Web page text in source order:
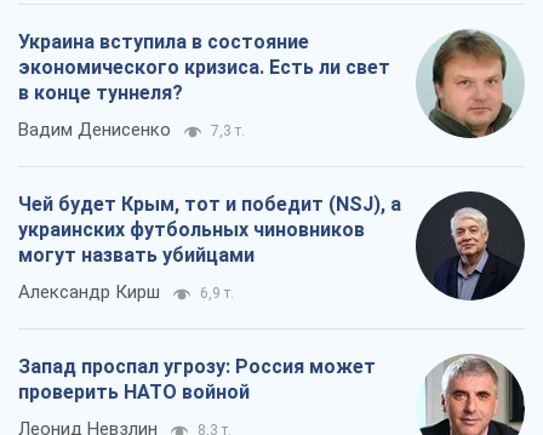
Украина вступила в состояние
экономического кризиса. Есть ли свет
в конце туннеля?
Вадим Денисенко 7,3 т.
Чей будет Крым, тот и победит (NSJ), а
украинских футбольных чиновников
могут назвать убийцами
Александр Кирш 6,9 т.
Запад проспал угрозу: Россия может
проверить НАТО войной
Леонид Невзлин 8,3 т.